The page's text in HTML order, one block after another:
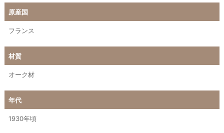
原産国
フランス
材質
オーク材
年代
1930年頃